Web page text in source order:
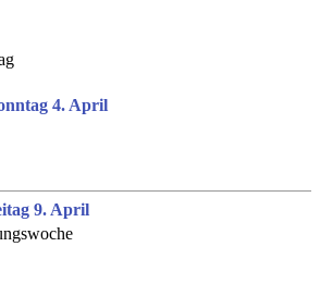
4. April
9. April